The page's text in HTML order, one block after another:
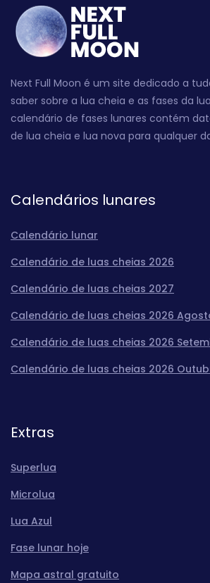
Next Full Moon é um site dedicado a
saber sobre a lua cheia e as fases da
calendário de fases lunares contém
de lua cheia e lua nova para qualquer
Calendários lunares
Calendário lunar
Calendário de luas cheias 2026
Calendário de luas cheias 2027
Calendário de luas cheias 2026
Calendário de luas cheias 2026
Calendário de luas cheias 2026
Extras
Superlua
Microlua
Lua Azul
Fase lunar hoje
Mapa astral gratuito